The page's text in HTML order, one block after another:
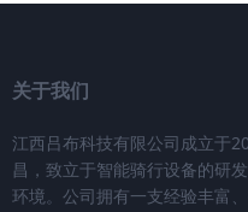
关于我们
江西吕布科技有限公司成立于
昌，致立于智能骑行设备的研
环境。公司拥有一支经验丰富